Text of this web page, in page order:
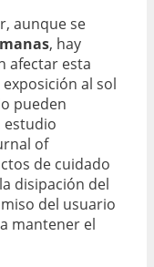
aunque se
, hay
afectar esta
al sol
pueden
estudio
of
de cuidado
disipación del
del usuario
mantener el